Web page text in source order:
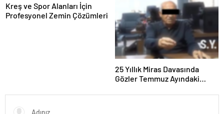
Kreş ve Spor Alanları İçin
Profesyonel Zemin Çözümleri
25 Yıllık Miras Davasında
Gözler Temmuz Ayındaki